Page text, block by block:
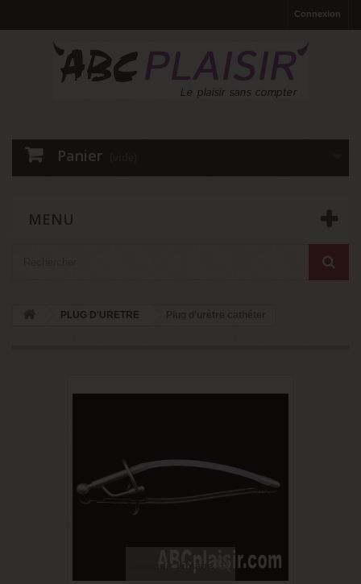
Connexion
Panier
MENU
PLUG D'URETRE